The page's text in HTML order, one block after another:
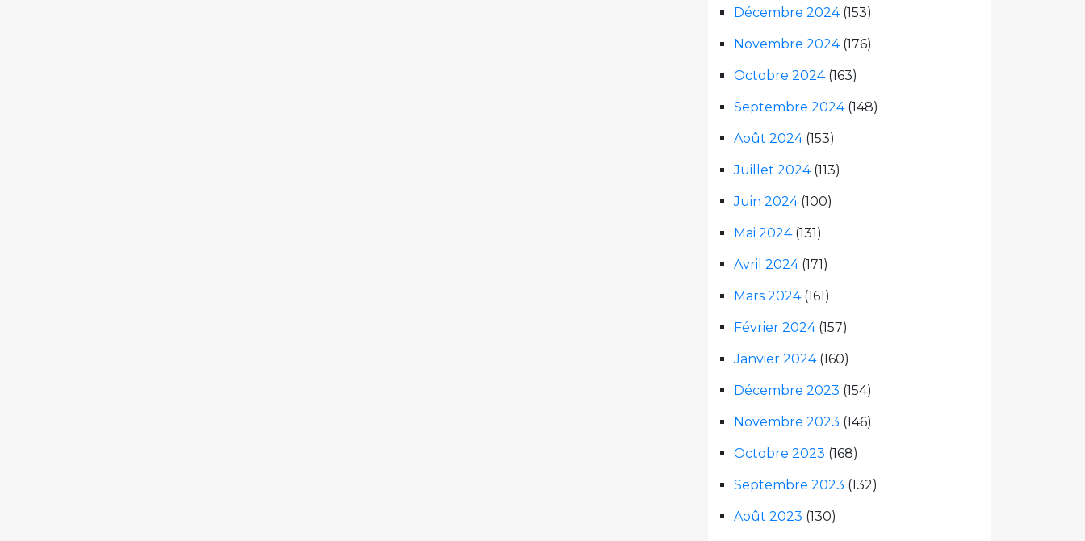
Décembre 2024(153)
Novembre 2024(176)
Octobre 2024(163)
Septembre 2024(148)
Août 2024(153)
Juillet 2024(113)
Juin 2024(100)
Mai 2024(131)
Avril 2024(171)
Mars 2024(161)
Février 2024(157)
Janvier 2024(160)
Décembre 2023 (154)
Novembre 2023 (146)
Octobre 2023 (168)
Septembre 2023 (132)
Août 2023 (130)